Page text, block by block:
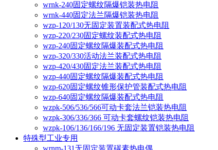
wrnk-240固定螺纹隔爆铠装热电阻
wrnk-440固定法兰隔爆铠装热电阻
wzp-120/130无固定装置装配式热电阻
wzp-220/230固定螺纹装配式热电阻
wzp-240固定螺纹隔爆装配式热电阻
wzp-320/330活动法兰装配式热电阻
wzp-420/430固定法兰装配式热电阻
wzp-440固定螺纹隔爆装配式热电阻
wzp-620固定螺纹锥形保护管装配式热电阻
wzp-640固定螺纹隔爆装配式热电阻
wzpk-506/536/566可动卡套法兰铠装热电阻
wzpk-306/336/366 可动卡套螺纹铠装热电阻
wzpk-106/136/166/196 无固定装置铠装热电阻
特殊型工业专用
wrnm-131无固定装置碳素热电偶